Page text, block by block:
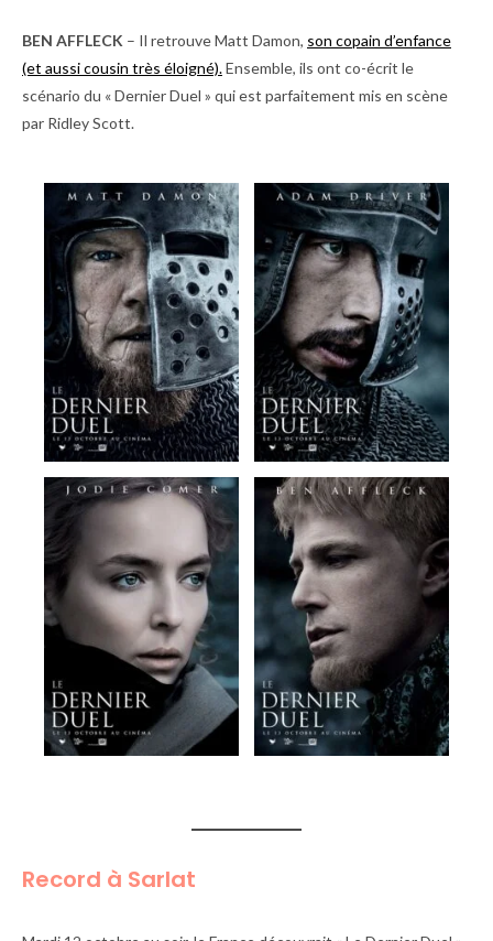
BEN AFFLECK – Il retrouve Matt Damon, son copain d’enfance
(et aussi cousin très éloigné).Ensemble, ils ont co-écrit le
scénario du « Dernier Duel » qui est parfaitement mis en scène
par Ridley Scott.
Record à Sarlat